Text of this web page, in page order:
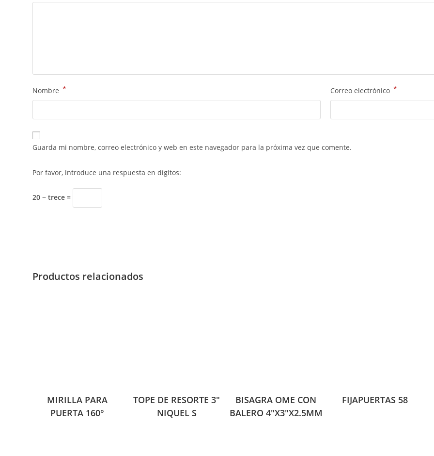
Nombre * Correo electrónico *
Guarda mi nombre, correo electrónico y web en este navegador para la próxima vez que comente.
Por favor, introduce una respuesta en dígitos:
20 − trece =
Productos relacionados
MIRILLA PARA
PUERTA 160°
TOPE DE RESORTE 3″
NIQUEL S
BISAGRA OME CON
BALERO 4″X3″X2.5MM
FIJAPUERTAS 58